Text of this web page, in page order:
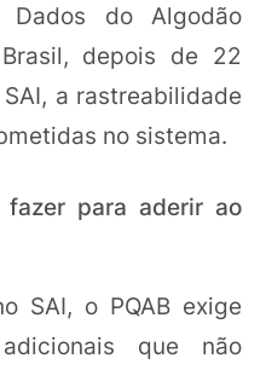
Dados do Algodão
depois de 22
a rastreabilidade
no sistema.
para aderir ao
SAI, o PQAB exige
que não